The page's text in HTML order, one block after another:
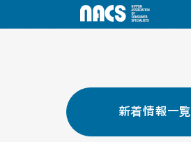
新着情報一覧